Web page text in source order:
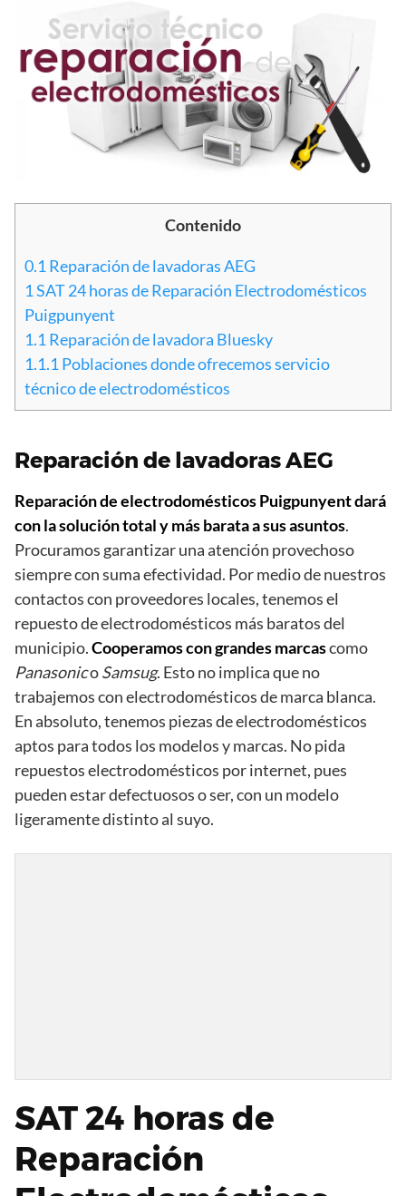
Contenido
0.1 Reparación de lavadoras AEG
1SAT 24 horas de Reparación Electrodomésticos
Puigpunyent
1.1 Reparación de lavadora Bluesky
1.1.1 Poblaciones donde ofrecemos servicio
técnico de electrodomésticos
Reparación de lavadoras AEG
Reparación de electrodomésticos Puigpunyent dará
con la solución total y más barata a sus asuntos.
Procuramos garantizar una atención provechoso
siempre con suma efectividad. Por medio de nuestros
contactos con proveedores locales, tenemos el
repuesto de electrodomésticos más baratos del
municipio.Cooperamos con grandes marcascomo
PanasonicoSamsug. Esto no implica que no
trabajemos con electrodomésticos de marca blanca.
En absoluto, tenemos piezas de electrodomésticos
aptos para todos los modelos y marcas. No pida
repuestos electrodomésticos por internet, pues
pueden estar defectuosos o ser, con un modelo
ligeramente distinto al suyo.
SAT 24 horas de
Reparación